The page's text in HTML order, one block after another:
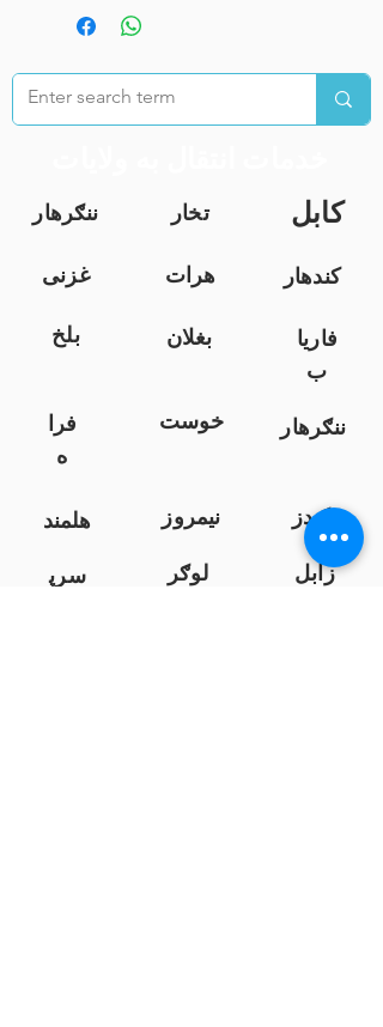
ننګرهار تخار کابل
غزنی هرات
کندهار
بلخ
بغلان
فاریا
ب
فرا
ه
خوست ننګرهار
هلمند نیمروز
کندز
سرپ
لوګر زابل